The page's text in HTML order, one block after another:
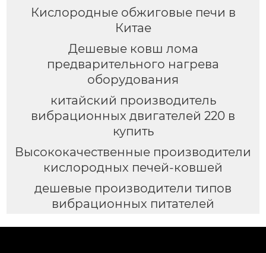
Кислородные обжиговые печи в
Китае
Дешевые ковш лома
предварительного нагрева
оборудования
китайский производитель
вибрационных двигателей 220 в
купить
Высококачественные производители
кислородных печей-ковшей
дешевые производители типов
вибрационных питателей